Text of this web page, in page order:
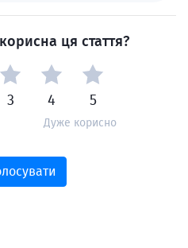
ця стаття?
3 4 5
Дуже корисно